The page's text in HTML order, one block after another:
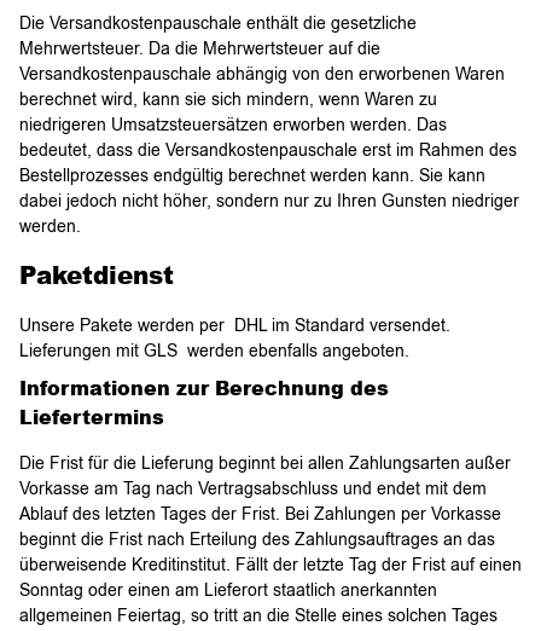
Die Versandkostenpauschale enthält die gesetzliche
Mehrwertsteuer. Da die Mehrwertsteuer auf die
Versandkostenpauschale abhängig von den erworbenen Waren
berechnet wird, kann sie sich mindern, wenn Waren zu
niedrigeren Umsatzsteuersätzen erworben werden. Das
bedeutet, dass die Versandkostenpauschale erst im Rahmen des
Bestellprozesses endgültig berechnet werden kann. Sie kann
dabei jedoch nicht höher, sondern nur zu Ihren Gunsten niedriger
werden.
Paketdienst
Unsere Pakete werden per DHL im Standard versendet.
Lieferungen mit GLS werden ebenfalls angeboten.
Informationen zur Berechnung des
Liefertermins
Die Frist für die Lieferung beginnt bei allen Zahlungsarten außer
Vorkasse am Tag nach Vertragsabschluss und endet mit dem
Ablauf des letzten Tages der Frist. Bei Zahlungen per Vorkasse
beginnt die Frist nach Erteilung des Zahlungsauftrages an das
überweisende Kreditinstitut. Fällt der letzte Tag der Frist auf einen
Sonntag oder einen am Lieferort staatlich anerkannten
allgemeinen Feiertag, so tritt an die Stelle eines solchen Tages